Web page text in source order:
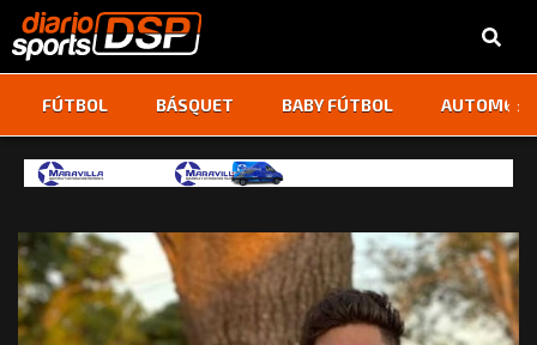
FÚTBOL BÁSQUET BABY FÚTBOL ‹ ›